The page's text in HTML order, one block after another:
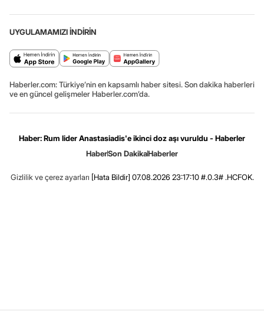
UYGULAMAMIZI İNDİRİN
Haberler.com: Türkiye’nin en kapsamlı haber sitesi. Son dakika haberleri
ve en güncel gelişmeler Haberler.com’da.
Haber: Rum lider Anastasiadis'e ikinci doz aşı vuruldu - Haberler
HaberSon DakikaHaberler
Gizlilik ve çerez ayarları [Hata Bildir] 07.08.2026 23:17:10 #.0.3# .HCFOK.